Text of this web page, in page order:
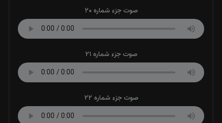
صوت جزء شماره 20
صوت جزء شماره 21
صوت جزء شماره 22